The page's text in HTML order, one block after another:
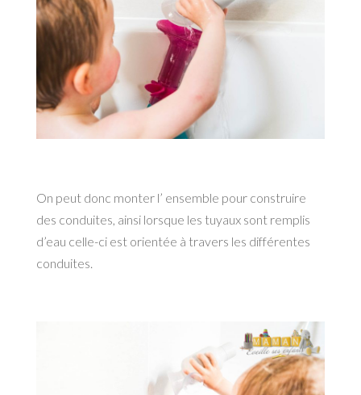
On peut donc monter l’ ensemble pour construire
des conduites, ainsi lorsque les tuyaux sont remplis
d’eau celle-ci est orientée à travers les différentes
conduites.